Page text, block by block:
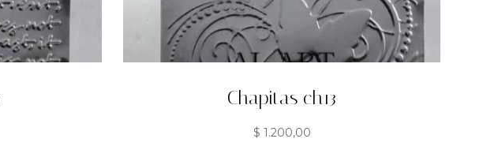
Chapitas ch13
$ 1.200,00